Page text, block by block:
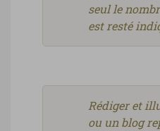
seul le
est resté
Rédiger et
ou un blog